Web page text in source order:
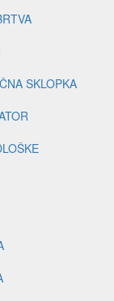
SKLOPKA